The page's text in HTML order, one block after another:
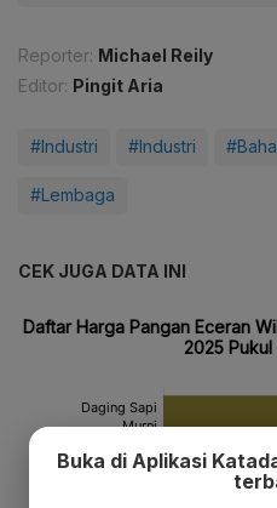
Reporter: Michael Reily
Editor: Pingit Aria
#Industri #Industri
#Lembaga
CEK JUGA DATA INI
Buka di Aplikasi